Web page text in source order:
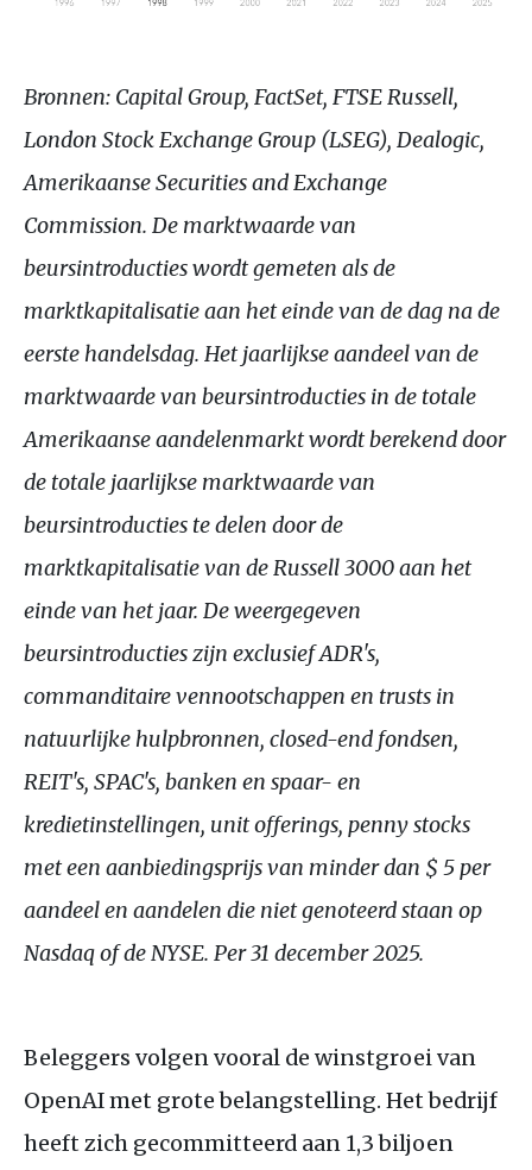
Bronnen: Capital Group, FactSet, FTSE Russell,
London Stock Exchange Group (LSEG), Dealogic,
Amerikaanse Securities and Exchange
Commission. De marktwaarde van
beursintroducties wordt gemeten als de
marktkapitalisatie aan het einde van de dag na de
eerste handelsdag. Het jaarlijkse aandeel van de
marktwaarde van beursintroducties in de totale
Amerikaanse aandelenmarkt wordt berekend door
de totale jaarlijkse marktwaarde van
beursintroducties te delen door de
marktkapitalisatie van de Russell 3000 aan het
einde van het jaar. De weergegeven
beursintroducties zijn exclusief ADR's,
commanditaire vennootschappen en trusts in
natuurlijke hulpbronnen, closed-end fondsen,
REIT's, SPAC's, banken en spaar- en
kredietinstellingen, unit offerings, penny stocks
met een aanbiedingsprijs van minder dan $ 5 per
aandeel en aandelen die niet genoteerd staan op
Nasdaq of de NYSE. Per 31 december 2025.
Beleggers volgen vooral de winstgroei van
OpenAI met grote belangstelling. Het bedrijf
heeft zich gecommitteerd aan 1,3 biljoen